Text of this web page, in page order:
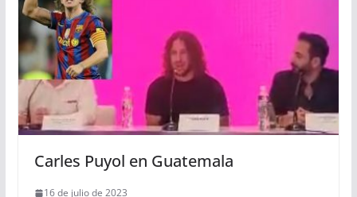
Carles Puyol en Guatemala
16 de julio de 2023